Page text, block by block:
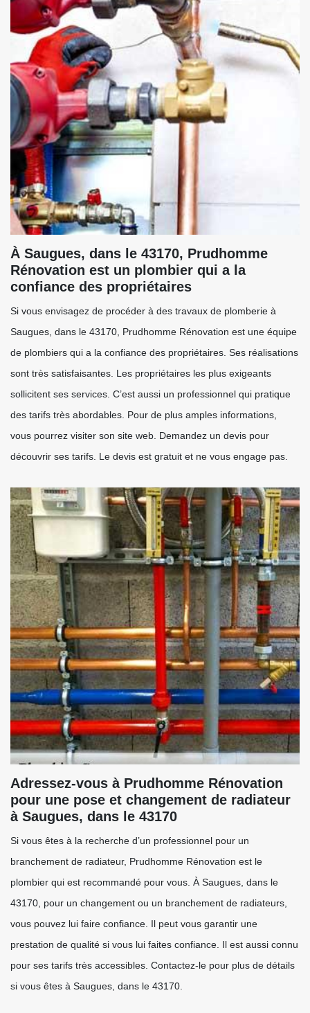
À Saugues, dans le 43170, Prudhomme
Rénovation est un plombier qui a la
confiance des propriétaires
Si vous envisagez de procéder à des travaux de plomberie à
Saugues, dans le 43170, Prudhomme Rénovation est une équipe
de plombiers qui a la confiance des propriétaires. Ses réalisations
sont très satisfaisantes. Les propriétaires les plus exigeants
sollicitent ses services. C’est aussi un professionnel qui pratique
des tarifs très abordables. Pour de plus amples informations,
vous pourrez visiter son site web. Demandez un devis pour
découvrir ses tarifs. Le devis est gratuit et ne vous engage pas.
Adressez-vous à Prudhomme Rénovation
pour une pose et changement de radiateur
à Saugues, dans le 43170
Si vous êtes à la recherche d’un professionnel pour un
branchement de radiateur, Prudhomme Rénovation est le
plombier qui est recommandé pour vous. À Saugues, dans le
43170, pour un changement ou un branchement de radiateurs,
vous pouvez lui faire confiance. Il peut vous garantir une
prestation de qualité si vous lui faites confiance. Il est aussi connu
pour ses tarifs très accessibles. Contactez-le pour plus de détails
si vous êtes à Saugues, dans le 43170.